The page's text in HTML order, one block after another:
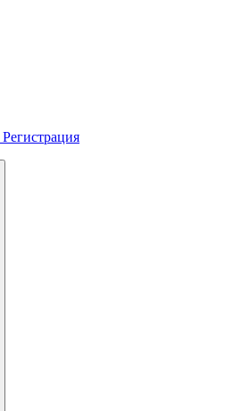
Регистрация